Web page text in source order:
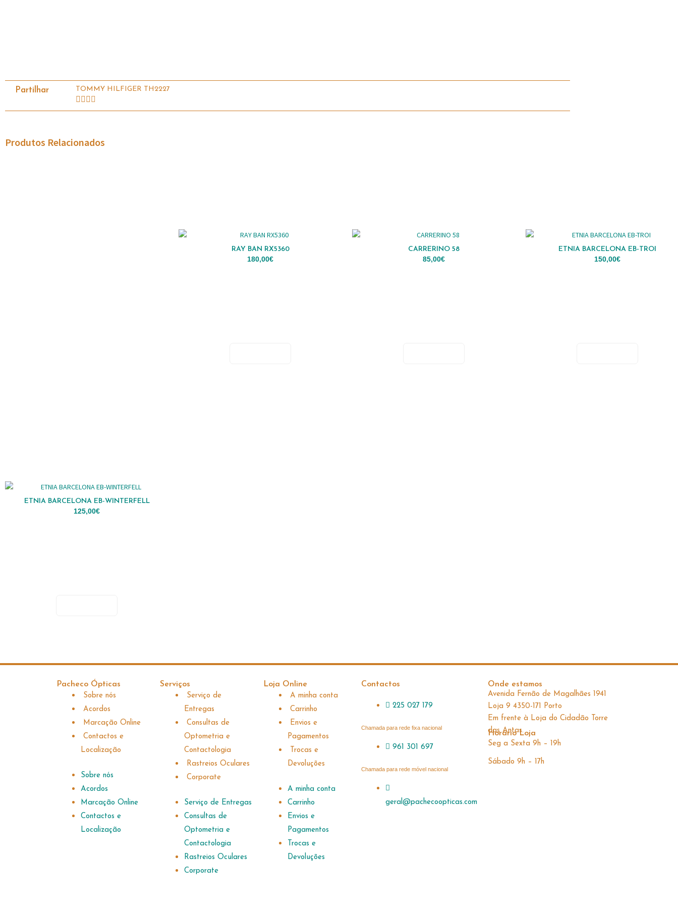
Partilhar TOMMY HILFIGER TH2227
Produtos Relacionados
RAY BAN RX5360
180,00€
CARRERINO 58
85,00€
ETNIA BARCELONA EB-TROI
150,00€
ETNIA BARCELONA EB-WINTERFELL
125,00€
Pacheco Ópticas
Sobre nós
Acordos
Marcação Online
Contactos e
Localização
Sobre nós
Acordos
Marcação Online
Contactos e
Localização
Serviços
Serviço de
Entregas
Consultas de
Optometria e
Contactologia​
Rastreios Oculares
Corporate
Serviço de Entregas
Consultas de
Optometria e
Contactologia​
Rastreios Oculares
Corporate
Loja Online
A minha conta
Carrinho
Envios e
Pagamentos
Trocas e
Devoluções
A minha conta
Carrinho
Envios e
Pagamentos
Trocas e
Devoluções
Contactos
225 027 179
Chamada para rede fixa nacional
961 301 697
Chamada para rede móvel nacional
geral@pachecoopticas.com
Onde estamos
Avenida Fernão de Magalhães 1941
Loja 9 4350-171 Porto
Em frente à Loja do Cidadão Torre
das Antas.
Horário Loja
Seg a Sexta 9h – 19h
Sábado 9h – 17h